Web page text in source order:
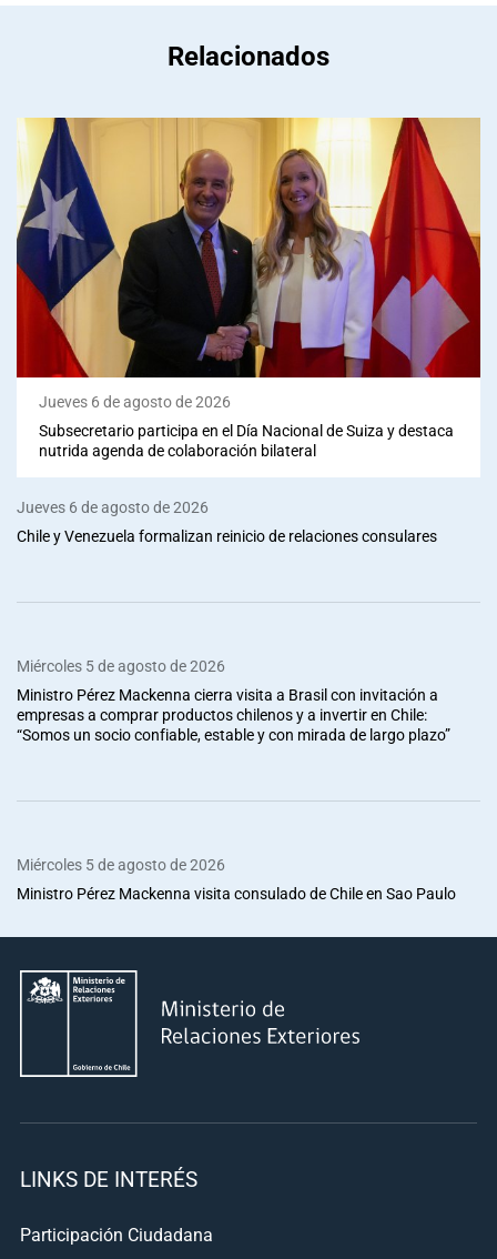
Relacionados
Jueves 6 de agosto de 2026
Subsecretario participa en el Día Nacional de Suiza y destaca
nutrida agenda de colaboración bilateral
Jueves 6 de agosto de 2026
Chile y Venezuela formalizan reinicio de relaciones consulares
Miércoles 5 de agosto de 2026
Ministro Pérez Mackenna cierra visita a Brasil con invitación a
empresas a comprar productos chilenos y a invertir en Chile:
“Somos un socio confiable, estable y con mirada de largo plazo”
Miércoles 5 de agosto de 2026
Ministro Pérez Mackenna visita consulado de Chile en Sao Paulo
LINKS DE INTERÉS
Participación Ciudadana